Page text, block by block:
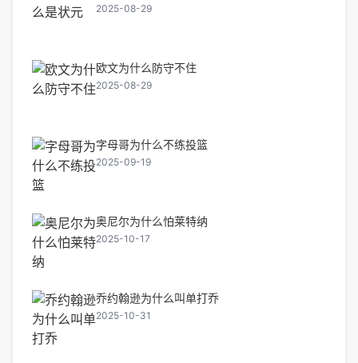
2025-08-29
欧文为什么防守不住
2025-08-29
字母哥为什么不练投篮
2025-09-19
奥尼尔为什么怕莱特纳
2025-10-17
乔约翰逊为什么叫单打乔
2025-10-31